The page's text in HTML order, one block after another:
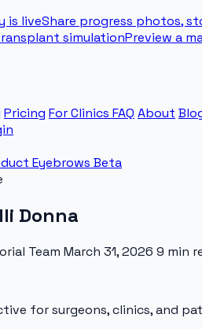
is liveShare progress photos,
simulationPreview a
Pricing For Clinics FAQ About
Eyebrows Beta
Donna
Team March 31, 2026 9 min
for surgeons, clinics, and